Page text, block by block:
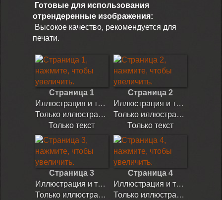
Готовые для использования
отрендеренные изображения:
Высокое качество, рекомендуется для
печати.
Страница 1
Иллюстрация и текст
Только иллюстрация
Только текст
Страница 2
Иллюстрация и текст
Только иллюстрация
Только текст
Страница 3
Иллюстрация и текст
Только иллюстрация
Страница 4
Иллюстрация и текст
Только иллюстрация